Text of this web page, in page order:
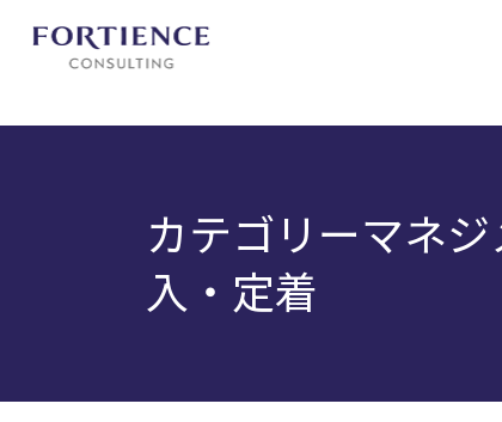
カテゴリーマネ
入・定着